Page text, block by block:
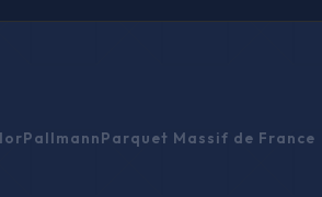
PallmannParquet Massif de France